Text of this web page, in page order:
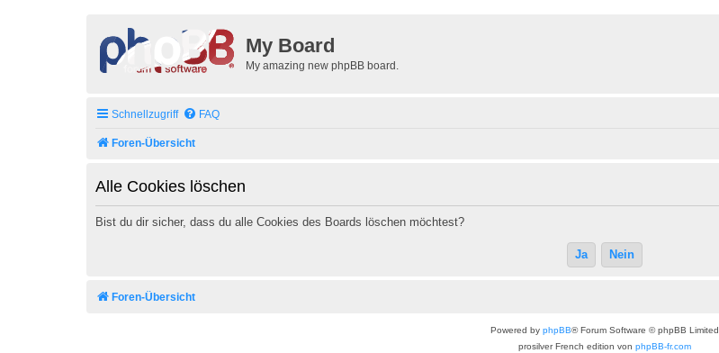
My Board
My amazing new phpBB board.
Schnellzugriff FAQ
Foren-Übersicht
Alle Cookies löschen
Bist du dir sicher, dass du alle Cookies des Boards löschen möchtest?
Foren-Übersicht
Powered by phpBB® Forum Software © phpBB Limited
prosilver French edition von phpBB-fr.com